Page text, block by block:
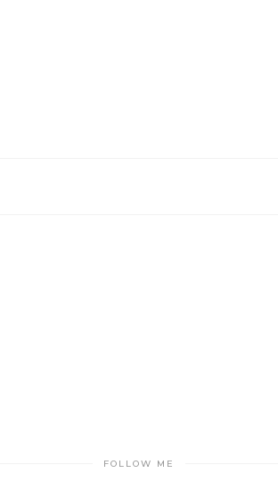
FOLLOW ME